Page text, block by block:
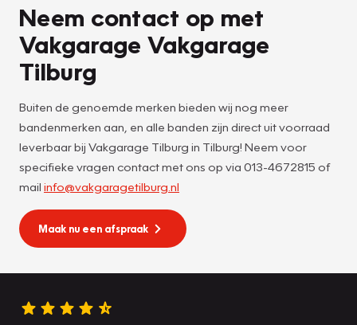
Neem contact op met
Vakgarage Vakgarage
Tilburg
Buiten de genoemde merken bieden wij nog meer
bandenmerken aan, en alle banden zijn direct uit voorraad
leverbaar bij Vakgarage Tilburg in Tilburg! Neem voor
specifieke vragen contact met ons op via 013-4672815 of
mail info@vakgaragetilburg.nl
Maak nu een afspraak